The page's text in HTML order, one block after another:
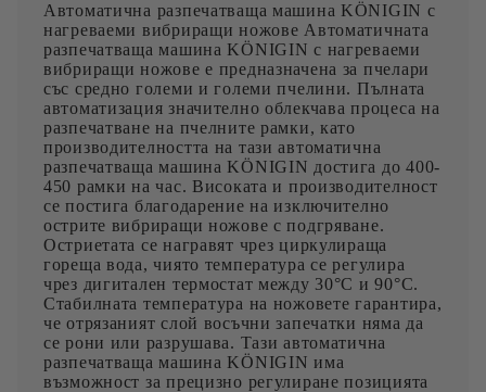
Автоматична разпечатваща машина KÖNIGIN с
нагреваеми вибриращи ножове Автоматичната
разпечатваща машина KÖNIGIN с нагреваеми
вибриращи ножове е предназначена за пчелари
със средно големи и големи пчелини. Пълната
автоматизация значително облекчава процеса на
разпечатване на пчелните рамки, като
производителността на тази автоматична
разпечатваща машина KÖNIGIN достига до 400-
450 рамки на час. Високата и производителност
се постига благодарение на изключително
острите вибриращи ножове с подгряване.
Остриетата се награвят чрез циркулираща
гореща вода, чиято температура се регулира
чрез дигитален термостат между 30°C и 90°C.
Стабилната температура на ножовете гарантира,
че отрязаният слой восъчни запечатки няма да
се рони или разрушава. Тази автоматична
разпечатваща машина KÖNIGIN има
възможност за прецизно регулиране позицията